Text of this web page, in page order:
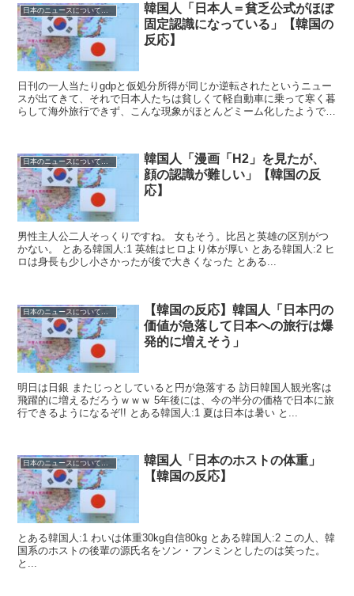
日本のニュースについての反応
韓国人「日本人＝貧乏公式がほぼ
固定認識になっている」【韓国の
反応】
日刊の一人当たりgdpと仮処分所得が同じか逆転されたというニュー
スが出てきて、それで日本人たちは貧しくて軽自動車に乗って寒く暮
らして海外旅行できず、こんな現象がほとんどミーム化したようです
韓国人「漫画「H2」を見たが、
顔の認識が難しい」【韓国の反
応】
男性主人公二人そっくりですね。 女もそう。比呂と英雄の区別がつ
かない。 とある韓国人:1 英雄はヒロより体が厚い とある韓国人:2 ヒ
ロは身長も少し小さかったが後で大きくなった とある...
日本のニュースについての反応
【韓国の反応】韓国人「日本円の
価値が急落して日本への旅行は爆
発的に増えそう」
明日は日銀 またじっとしていると円が急落する 訪日韓国人観光客は
飛躍的に増えるだろうｗｗｗ 5年後には、今の半分の価格で日本に旅
行できるようになるぞ!! とある韓国人:1 夏は日本は暑い と...
韓国人「日本のホストの体重」
【韓国の反応】
とある韓国人:1 わいは体重30kg自信80kg とある韓国人:2 この人、韓
国系のホストの後輩の源氏名をソン・フンミンとしたのは笑った。
と...